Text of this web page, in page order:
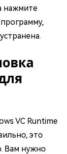
нажмите
VC Runtime
это
Вам нужно